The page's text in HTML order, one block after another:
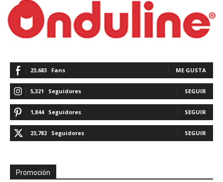
23,683 Fans ME GUSTA
5,321 Seguidores SEGUIR
1,844 Seguidores SEGUIR
23,782 Seguidores SEGUIR
Promoción